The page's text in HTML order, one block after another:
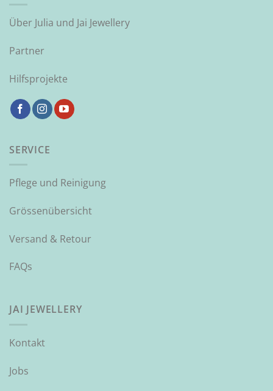
Über Julia und Jai Jewellery
Partner
Hilfsprojekte
SERVICE
Pflege und Reinigung
Grössenübersicht
Versand & Retour
FAQs
JAI JEWELLERY
Kontakt
Jobs